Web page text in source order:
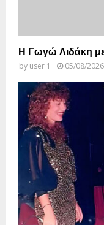
Η Γωγώ Λιδάκη
by user 1 05/08/2026